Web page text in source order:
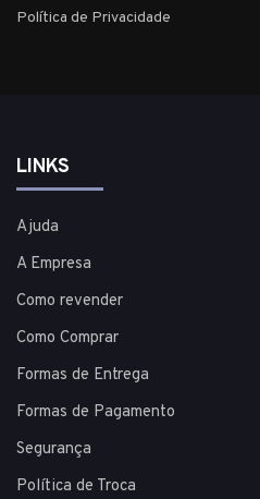
Política de Privacidade
LINKS
Ajuda
A Empresa
Como revender
Como Comprar
Formas de Entrega
Formas de Pagamento
Segurança
Política de Troca